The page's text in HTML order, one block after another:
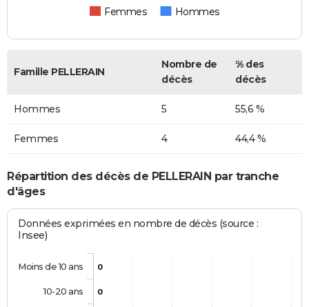
Femmes Hommes
Famille PELLERAIN
Nombre de
décès
% des
décès
Hommes 5 55,6 %
Femmes 4 44,4 %
Répartition des décès de PELLERAIN par tranche
d'âges
Données exprimées en nombre de décès (source :
Insee)
0
0
Moins de 10 ans
10-20 ans